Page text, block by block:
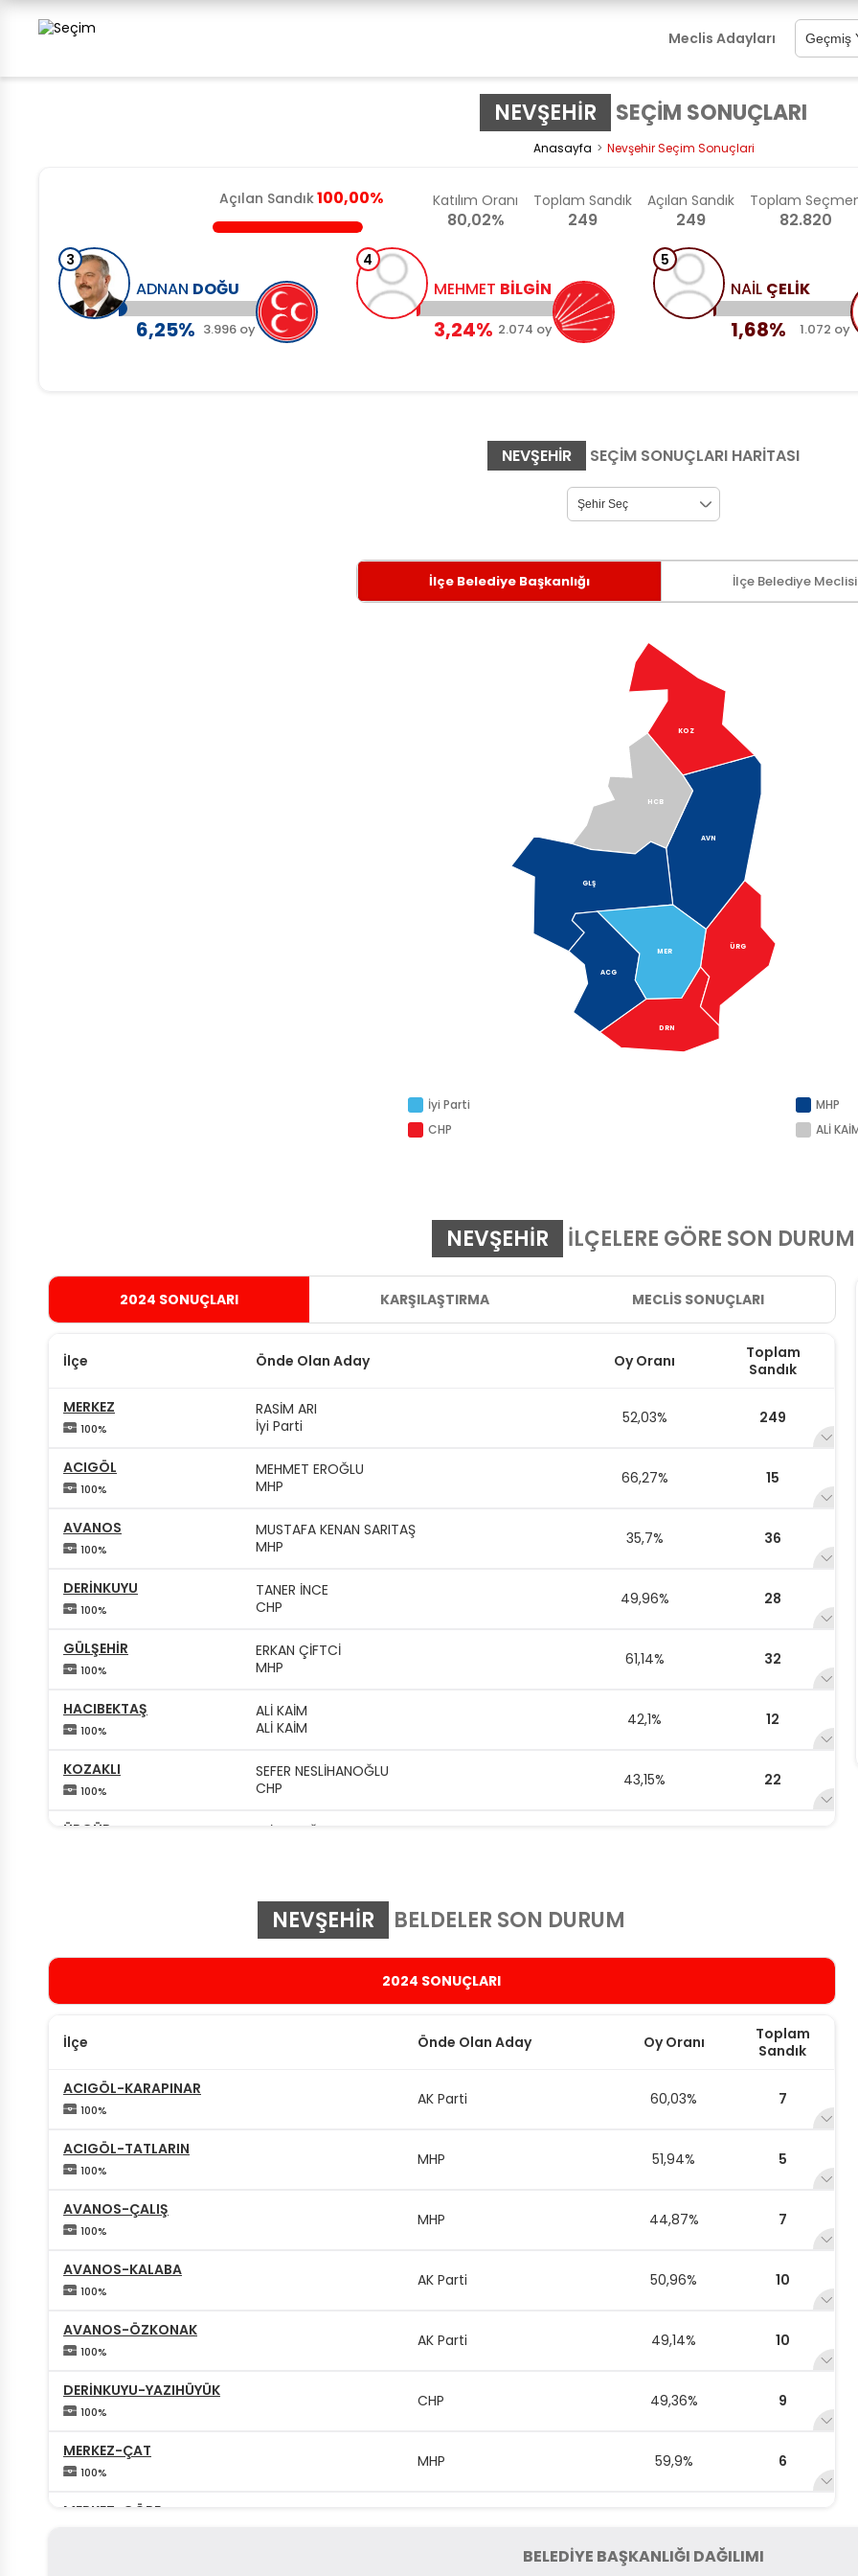
Meclis Adayları
NEVŞEHİR SEÇİM SONUÇLARI
Anasayfa Nevşehir Seçim Sonuçlari
Açılan Sandık100,00% Katılım Oranı
80,02%
Toplam Sandık
249
Açılan Sandık
249
Toplam
82.820
ADNAN DOĞU MEHMETBİLGİN
3,24%
NAİL ÇELİK
1,68%
NEVŞEHIR SEÇİM SONUÇLARI HARİTASI
İlçe Belediye Başkanlığı İlçe Belediye Meclisi
DRN
ÜRG
AVN
KOZ
HCB
GLŞ
ACG
MER
İyi Parti
CHP
MHP
ALİ
NEVŞEHIR İLÇELERE GÖRE SON DURUM
2024 SONUÇLARI KARŞILAŞTIRMA MECLİS SONUÇLARI
İlçe Önde Olan Aday Oy Oranı
Toplam
Sandık
MERKEZ
100%
RASİM ARI
İyi Parti
52,03% 249
ACIGÖL
100%
MEHMET EROĞLU
MHP
66,27% 15
AVANOS
100%
MUSTAFA KENAN SARITAŞ
MHP
35,7% 36
DERİNKUYU
100%
TANER İNCE
CHP
49,96% 28
GÜLŞEHİR
100%
ERKAN ÇİFTCİ
MHP
61,14% 32
HACIBEKTAŞ
100%
ALİ KAİM
ALİ KAİM
42,1% 12
KOZAKLI
100%
SEFER NESLİHANOĞLU
CHP
43,15% 22
ÜRGÜP
ALİ ERTUĞRUL BUL
NEVŞEHIR BELDELER SON DURUM
2024 SONUÇLARI
İlçe Önde Olan Aday Oy Oranı
Toplam
Sandık
ACIGÖL-KARAPINAR
100%
AK Parti 60,03% 7
ACIGÖL-TATLARIN
100%
MHP 51,94% 5
AVANOS-ÇALIŞ
100%
MHP 44,87% 7
AVANOS-KALABA
100%
AK Parti 50,96% 10
AVANOS-ÖZKONAK
100%
AK Parti 49,14% 10
DERİNKUYU-YAZIHÜYÜK
100%
CHP 49,36% 9
MERKEZ-ÇAT
100%
MHP 59,9% 6
MERKEZ-GÖRE
BELEDİYE BAŞKANLIĞI DAĞILIMI